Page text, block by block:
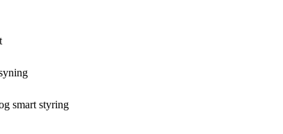
smart styring